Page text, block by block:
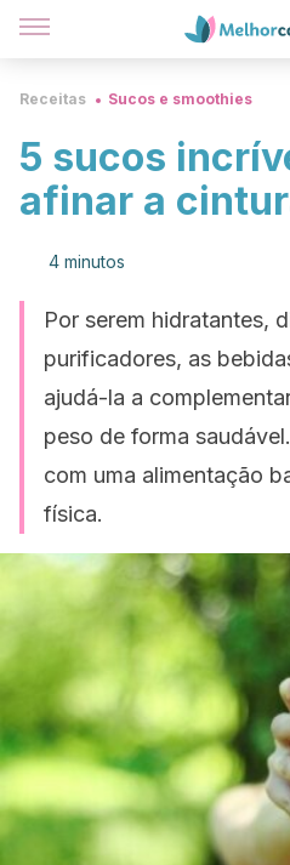
Receitas Sucos e smoothies
5 sucos
afinar a
4 minutos
Por serem hidratantes,
purificadores, as
ajudá-la a
peso de forma
com uma alimentação
física.